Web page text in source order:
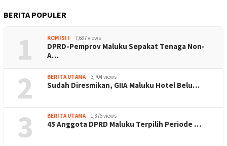
BERITA POPULER
1 KOMISI I 7,687 views
DPRD-Pemprov Maluku Sepakat Tenaga Non-
A…
2 BERITA UTAMA 3,704 views
Sudah Diresmikan, GIIA Maluku Hotel Belu…
3 BERITA UTAMA 1,876 views
45 Anggota DPRD Maluku Terpilih Periode …